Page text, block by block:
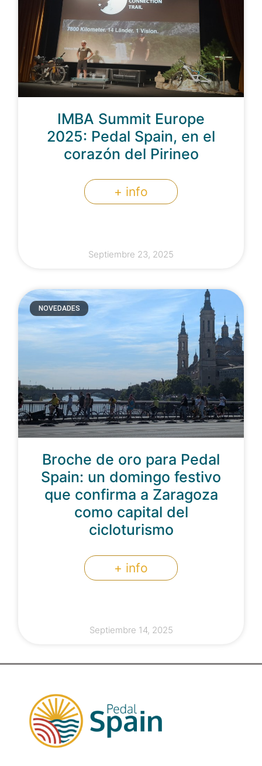
IMBA Summit Europe
2025: Pedal Spain, en el
corazón del Pirineo
+ info
Septiembre 23, 2025
NOVEDADES
Broche de oro para Pedal
Spain: un domingo festivo
que confirma a Zaragoza
como capital del
cicloturismo
+ info
Septiembre 14, 2025